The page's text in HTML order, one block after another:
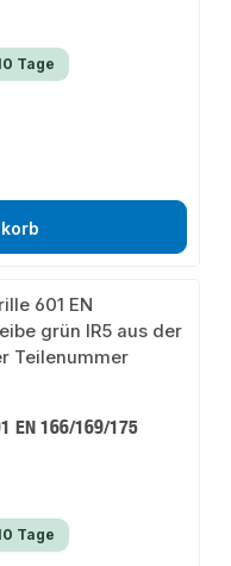
Tage
EN 166/169/175
Tage